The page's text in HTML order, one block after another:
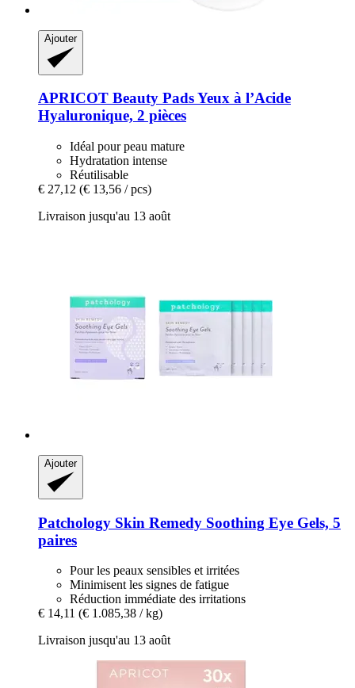
Ajouter
APRICOT Beauty Pads Yeux à l’Acide
Hyaluronique, 2 pièces
Idéal pour peau mature
Hydratation intense
Réutilisable
€ 27,12 (€ 13,56 / pcs)
Livraison jusqu'au 13 août
Ajouter
Patchology Skin Remedy Soothing Eye Gels, 5
paires
Pour les peaux sensibles et irritées
Minimisent les signes de fatigue
Réduction immédiate des irritations
€ 14,11 (€ 1.085,38 / kg)
Livraison jusqu'au 13 août